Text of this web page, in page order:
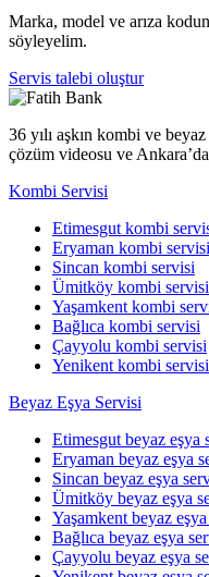
Marka, model ve arıza
söyleyelim.
Servis talebi oluştur
36 yılı aşkın kombi ve
çözüm videosu ve
Kombi Servisi
Etimesgut kombi
Eryaman kombi servisi
Sincan kombi servisi
Ümitköy kombi servisi
Yaşamkent kombi
Bağlıca kombi servisi
Çayyolu kombi servisi
Yenikent kombi servisi
Beyaz Eşya Servisi
Etimesgut beyaz eşya
Eryaman beyaz eşya
Sincan beyaz eşya
Ümitköy beyaz eşya
Yaşamkent beyaz
Bağlıca beyaz eşya
Çayyolu beyaz eşya